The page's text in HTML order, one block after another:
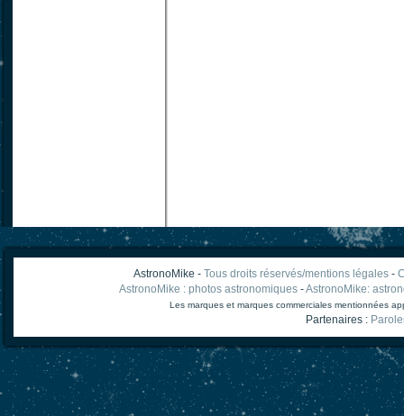
AstronoMike - Tous droits réservés/mentions légales-
AstronoMike : photos astronomiques -AstronoMike:
Les marques et marques commerciales mentionnées
Partenaires :